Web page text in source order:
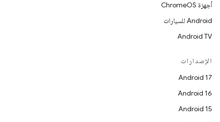
أجهزة ChromeOS
Android للسيارات
Android TV
الإصدارات
Android 17
Android 16
Android 15